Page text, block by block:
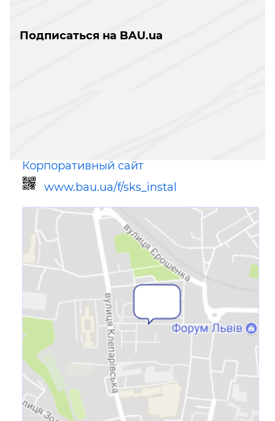
Подписаться на BAU.ua
Корпоративный сайт
www.bau.ua/f/sks_instal
Ссылка для мобильных устройств